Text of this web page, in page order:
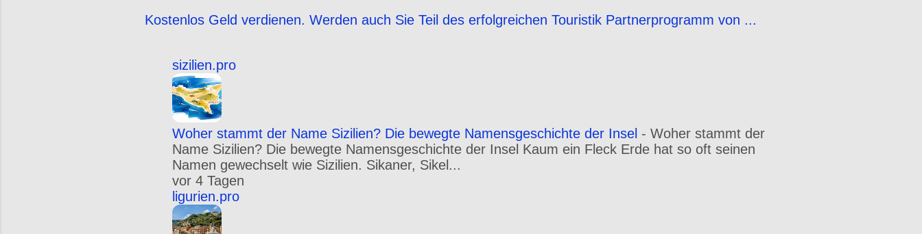
Kostenlos Geld verdienen. Werden auch Sie Teil des erfolgreichen Touristik Partnerprogramm von ...
sizilien.pro
Woher stammt der Name Sizilien? Die bewegte Namensgeschichte der Insel - Woher stammt der
Name Sizilien? Die bewegte Namensgeschichte der Insel Kaum ein Fleck Erde hat so oft seinen
Namen gewechselt wie Sizilien. Sikaner, Sikel...
vor 4 Tagen
ligurien.pro